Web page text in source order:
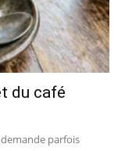
du café
demande parfois